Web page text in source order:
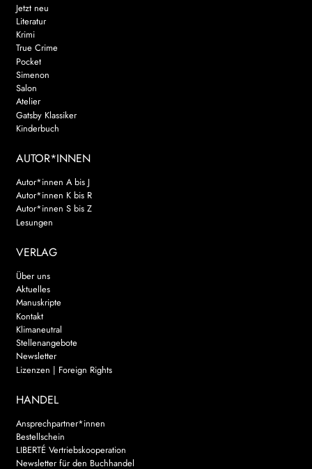
Jetzt neu
Literatur
Krimi
True Crime
Pocket
Simenon
Salon
Atelier
Gatsby Klassiker
Kinderbuch
AUTOR*INNEN
Autor*innen A bis J
Autor*innen K bis R
Autor*innen S bis Z
Lesungen
VERLAG
Über uns
Aktuelles
Manuskripte
Kontakt
Klimaneutral
Stellenangebote
Newsletter
Lizenzen | Foreign Rights
HANDEL
Ansprechpartner*innen
Bestellschein
LIBERTÉ Vertriebskooperation
Newsletter für den Buchhandel